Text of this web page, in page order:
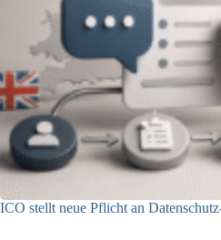
ICO stellt neue Pflicht an